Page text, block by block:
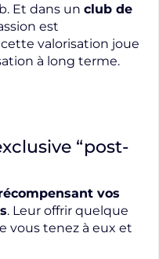
Et dans un club de
est
valorisation joue
à long terme.
“post-
vos
. Leur offrir quelque
vous tenez à eux et